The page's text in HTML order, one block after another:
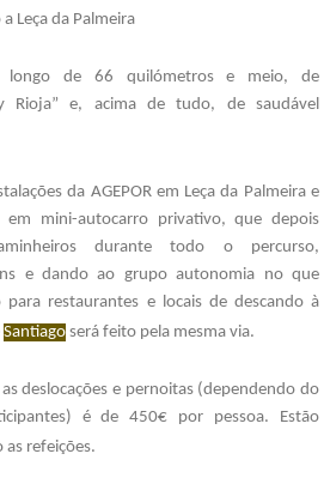
Leça da Palmeira
longo de 66 quilómetros e meio, de
Rioja” e, acima de tudo, de saudável
da AGEPOR em Leça da Palmeira e
em mini-autocarro privativo, que depois
durante todo o percurso,
e dando ao grupo autonomia no que
para restaurantes e locais de descando à
Santiago será feito pela mesma via.
deslocações e pernoitas (dependendo do
é de 450€ por pessoa. Estão
as refeições.